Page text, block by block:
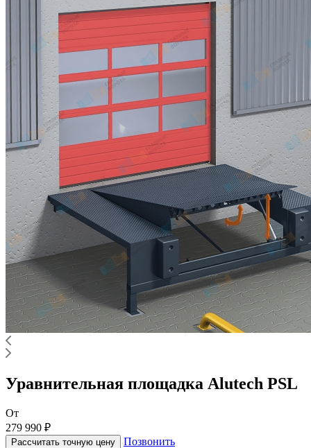
Уравнительная площадка Alutech PSL
От
279 990 ₽
Рассчитать точную цену Позвонить